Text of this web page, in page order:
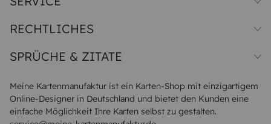
Meine Kartenmanufaktur ist ein Karten-Shop mit einzigartigem
Online-Designer in Deutschland und bietet den Kunden eine
einfache Möglichkeit Ihre Karten selbst zu gestalten.
Papiersorten
Unsere Produktion
Magazin
FAQ
RECHTLICHES
Widerrufsbelehrung
SPRÜCHE & ZITATE
Liebeskummer Sprüche
Sommer Sprüche
Muttertagssprüche